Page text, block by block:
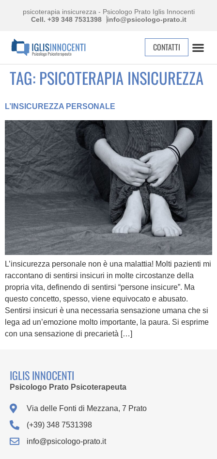
psicoterapia insicurezza - Psicologo Prato Iglis Innocenti
Cell. +39 348 7531398
info@psicologo-prato.it
CONTATTI
TAG: PSICOTERAPIA INSICUREZZA
L’INSICUREZZA PERSONALE
L’insicurezza personale non è una malattia! Molti pazienti mi
raccontano di sentirsi insicuri in molte circostanze della
propria vita, definendo di sentirsi “persone insicure”. Ma
questo concetto, spesso, viene equivocato e abusato.
Sentirsi insicuri è una necessaria sensazione umana che si
lega ad un’emozione molto importante, la paura. Si esprime
con una sensazione di precarietà […]
IGLIS INNOCENTI
Psicologo Prato Psicoterapeuta
Via delle Fonti di Mezzana, 7 Prato
(+39) 348 7531398
info@psicologo-prato.it